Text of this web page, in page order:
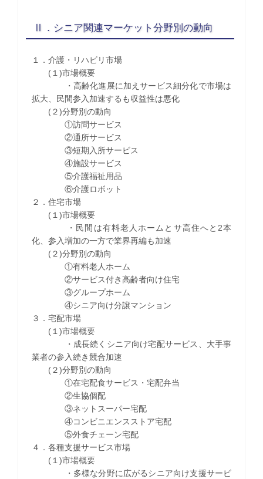
Ⅱ．シニア関連マーケット分野別の動向
１．介護・リハビリ市場
(１)市場概要
・高齢化進展に加えサービス細分化で市場は
拡大、民間参入加速するも収益性は悪化
(２)分野別の動向
①訪問サービス
②通所サービス
③短期入所サービス
④施設サービス
⑤介護福祉用品
⑥介護ロボット
２．住宅市場
(１)市場概要
・民間は有料老人ホームとサ高住へと2本
化、参入増加の一方で業界再編も加速
(２)分野別の動向
①有料老人ホーム
②サービス付き高齢者向け住宅
③グループホーム
④シニア向け分譲マンション
３．宅配市場
(１)市場概要
・成長続くシニア向け宅配サービス、大手事
業者の参入続き競合加速
(２)分野別の動向
①在宅配食サービス・宅配弁当
②生協個配
③ネットスーパー宅配
④コンビニエンスストア宅配
⑤外食チェーン宅配
４．各種支援サービス市場
(１)市場概要
・多様な分野に広がるシニア向け支援サービ